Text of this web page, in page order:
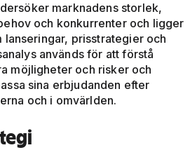
marknadens storlek,
och konkurrenter och ligger
prisstrategier och
används för att förstå
möjligheter och risker och
sina erbjudanden efter
och i omvärlden.